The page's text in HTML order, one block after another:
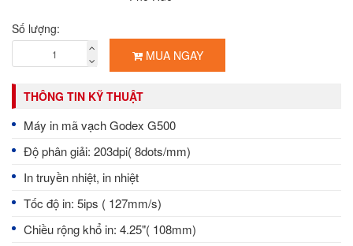
Số lượng:
MUA NGAY
THÔNG TIN KỸ THUẬT
Máy in mã vạch Godex G500
Độ phân giải: 203dpi( 8dots/mm)
In truyền nhiệt, in nhiệt
Tốc độ in: 5ips ( 127mm/s)
Chiều rộng khổ in: 4.25"( 108mm)